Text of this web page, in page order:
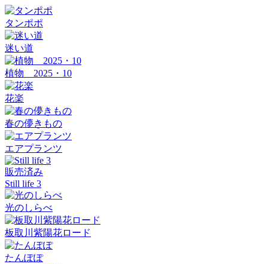
タンポポ
迷い道
植物 2025・10
花楽
春の儚きもの
エアプランツ
販売済み
Still life 3
光のしらべ
板取川紫陽花ロード
たんぽぽ